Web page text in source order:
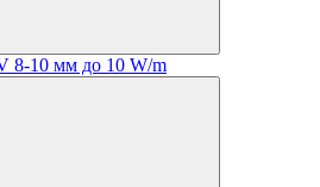
8-10 мм до 10 W/m